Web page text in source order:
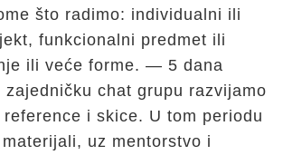
što radimo: individualni ili
funkcionalni predmet ili
ili veće forme. — 5 dana
chat grupu razvijamo
i skice. U tom periodu
uz mentorstvo i